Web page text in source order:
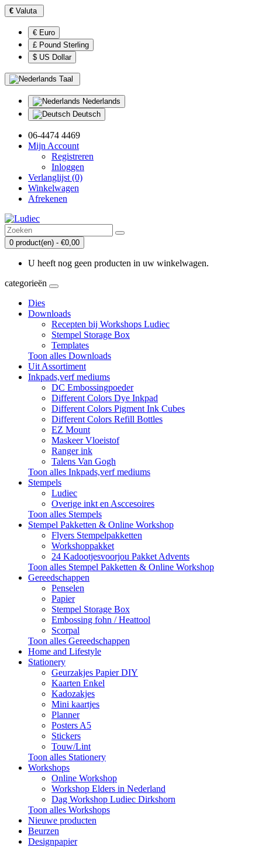
€ Valuta
€ Euro
£ Pound Sterling
$ US Dollar
Taal
Nederlands
Deutsch
06-4474 4469
Mijn Account
Registreren
Inloggen
Verlanglijst (0)
Winkelwagen
Afrekenen
0 product(en) - €0,00
U heeft nog geen producten in uw winkelwagen.
categorieën
Dies
Downloads
Recepten bij Workshops Ludiec
Stempel Storage Box
Templates
Toon alles Downloads
Uit Assortiment
Inkpads,verf mediums
DC Embossingpoeder
Different Colors Dye Inkpad
Different Colors Pigment Ink Cubes
Different Colors Refill Bottles
EZ Mount
Maskeer Vloeistof
Ranger ink
Talens Van Gogh
Toon alles Inkpads,verf mediums
Stempels
Ludiec
Overige inkt en Asccesoires
Toon alles Stempels
Stempel Pakketten & Online Workshop
Flyers Stempelpakketten
Workshoppakket
24 Kadootjesvoorjou Pakket Advents
Toon alles Stempel Pakketten & Online Workshop
Gereedschappen
Penselen
Papier
Stempel Storage Box
Embossing fohn / Heattool
Scorpal
Toon alles Gereedschappen
Home and Lifestyle
Stationery
Geurzakjes Papier DIY
Kaarten Enkel
Kadozakjes
Mini kaartjes
Planner
Posters A5
Stickers
Touw/Lint
Toon alles Stationery
Workshops
Online Workshop
Workshop Elders in Nederland
Dag Workshop Ludiec Dirkshorn
Toon alles Workshops
Nieuwe producten
Beurzen
Designpapier